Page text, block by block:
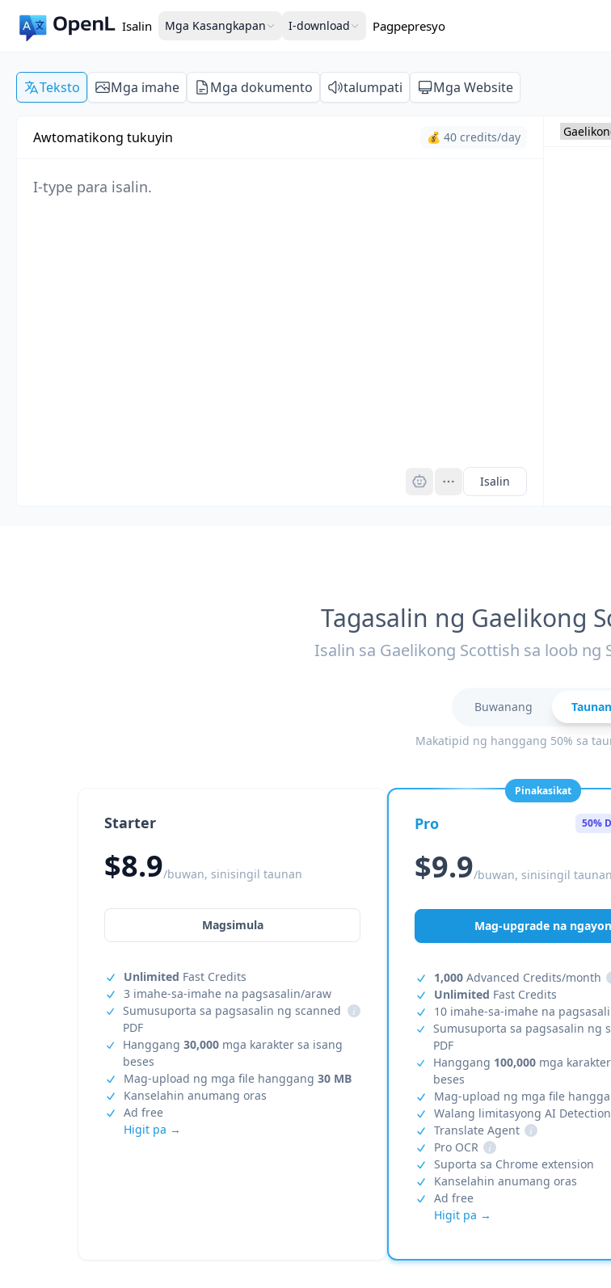
Isalin Mga Kasangkapan I-download Pagpepresyo
Teksto Mga imahe Mga dokumento talumpati Mga Website
Awtomatikong tukuyin 💰 40 credits/day
Isalin
Tagasalin ng Gaelikong
Isalin sa Gaelikong Scottish sa loob ng
Buwanang Taunan
Makatipid ng hanggang 50% sa
Starter
$8.9/buwan, sinisingil taunan
Magsimula
Unlimited Fast Credits
3 imahe-sa-imahe na pagsasalin/araw
Sumusuporta sa pagsasalin ng scanned
PDF
i
Hanggang 30,000mga karakter sa isang
beses
Mag-upload ng mga file hanggang 30 MB
Kanselahin anumang oras
Ad free
Higit pa →
Pinakasikat
Pro 50%
$9.9/buwan, sinisingil taunan
Mag-upgrade na ngayon
1,000 Advanced Credits/month
Unlimited Fast Credits
10 imahe-sa-imahe na
Sumusuporta sa pagsasalin ng
PDF
Hanggang 100,000mga
beses
Mag-upload ng mga file
Walang limitasyong AI Detection
Translate Agent
i
Pro OCR
i
Suporta sa Chrome extension
Kanselahin anumang oras
Ad free
Higit pa →